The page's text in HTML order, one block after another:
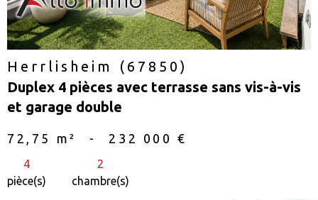
Herrlisheim (67850)
Duplex 4 pièces avec terrasse sans vis-à-vis
et garage double
72,75 m² - 232 000 €
4
pièce(s)
2
chambre(s)